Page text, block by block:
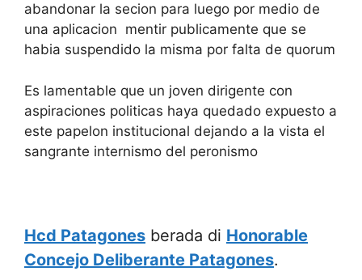
abandonar la secion para luego por medio de
una aplicacion mentir publicamente que se
habia suspendido la misma por falta de quorum
Es lamentable que un joven dirigente con
aspiraciones politicas haya quedado expuesto a
este papelon institucional dejando a la vista el
sangrante internismo del peronismo
Hcd Patagones berada di Honorable
Concejo Deliberante Patagones.